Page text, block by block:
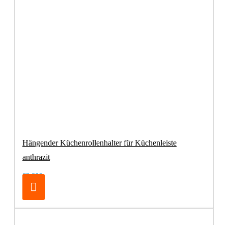
Hängender Küchenrollenhalter für Küchenleiste
anthrazit
69,00€